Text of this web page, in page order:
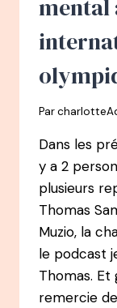
mental
Par
Dans les
y a 2
plusieurs
Thomas
Muzio, la
le podcast
Thomas.
remercie